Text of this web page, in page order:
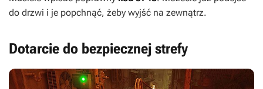
do drzwi i je popchnąć, żeby wyjść na zewnątrz.
Dotarcie do bezpiecznej strefy